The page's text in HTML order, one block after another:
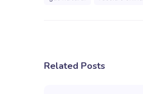
Related Posts